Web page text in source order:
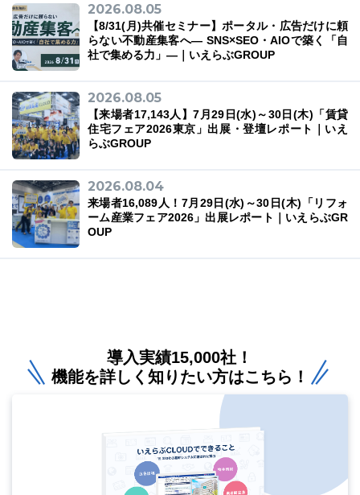
03-6689-1791
2026.08.05
【8/31(月)共催セミナー】ポータル・広告だけに頼
らない不動産集客へ― SNS×SEO・AIOで築く「自
社で集める力」―｜いえらぶGROUP
2026.08.05
【来場者17,143人】7月29日(水)～30日(木)「賃貸
住宅フェア2026東京」出展・登壇レポート｜いえ
らぶGROUP
2026.08.04
来場者16,089人！7月29日(水)～30日(木)「リフォ
ーム産業フェア2026」出展レポート｜いえらぶGR
OUP
導入実績15,000社！
機能を詳しく知りたい方はこちら！